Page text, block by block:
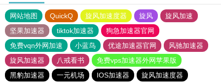
网站地图 QuickQ 旋风加速度器 旋风
旋风加速
坚果加速器
tiktok加速器
狗急加速器官网
免费vqn外网加速
小蓝鸟 优途加速器官网
风驰加速器
旋风加速器
八戒看书
免费vps加速器外网苹果版
黑豹加速器
一元机场 IOS加速器
旋风加速度器